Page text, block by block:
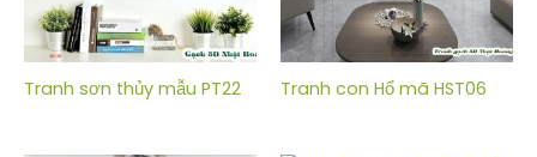
Tranh sơn thủy mẫu PT22 Tranh con Hổ mã HST06